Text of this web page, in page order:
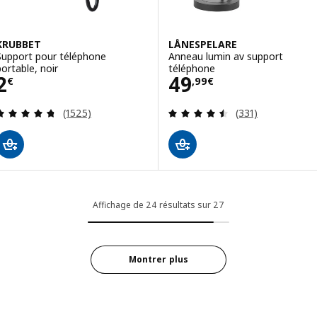
pour téléphone
noir
€ 2€
Révision: 4.7 hors de 5 étoiles. Nombre total de
(1525)
LÅNESPELARE
Anneau lumin av support
téléphone
49,99€
Prix 49,99€
Révision: 4.5
(331)
Affichage de 24 résultats sur 27
Montrer plus